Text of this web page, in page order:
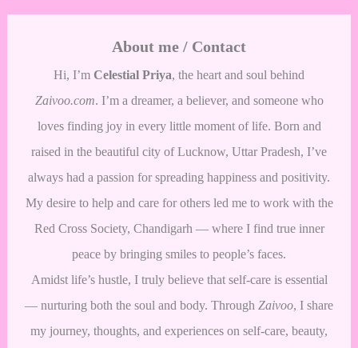
About me / Contact
Hi, I’m Celestial Priya, the heart and soul behind
Zaivoo.com. I’m a dreamer, a believer, and someone who
loves finding joy in every little moment of life. Born and
raised in the beautiful city of Lucknow, Uttar Pradesh, I’ve
always had a passion for spreading happiness and positivity.
My desire to help and care for others led me to work with the
Red Cross Society, Chandigarh — where I find true inner
peace by bringing smiles to people’s faces.
Amidst life’s hustle, I truly believe that self-care is essential
— nurturing both the soul and body. Through Zaivoo, I share
my journey, thoughts, and experiences on self-care, beauty,